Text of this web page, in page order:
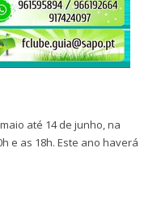
até 14 de junho, na
e as 18h. Este ano haverá